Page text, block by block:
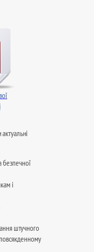
безпечної
і
штучного